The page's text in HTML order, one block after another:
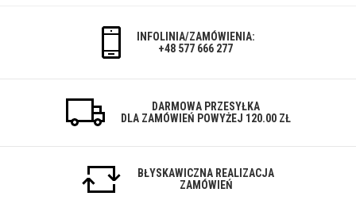
INFOLINIA/ZAMÓWIENIA:
+48 577 666 277
DARMOWA PRZESYŁKA
DLA ZAMÓWIEŃ POWYŻEJ 120.00 ZŁ
BŁYSKAWICZNA REALIZACJA
ZAMÓWIEŃ